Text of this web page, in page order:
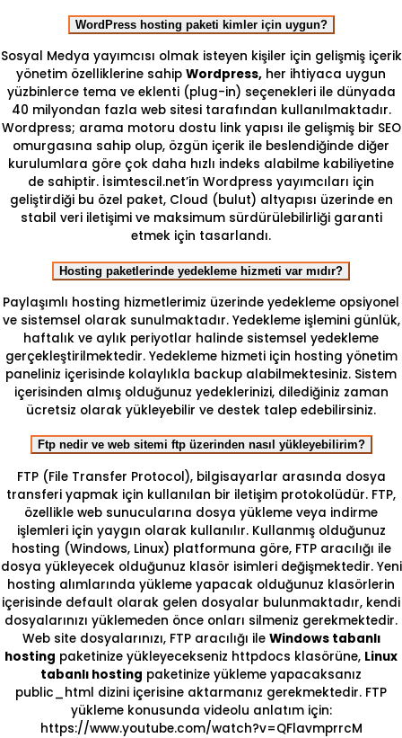
WordPress hosting paketi kimler için uygun?
Sosyal Medya yayımcısı olmak isteyen kişiler için gelişmiş içerik
yönetim özelliklerine sahip Wordpress, her ihtiyaca uygun
yüzbinlerce tema ve eklenti (plug-in) seçenekleri ile dünyada
40 milyondan fazla web sitesi tarafından kullanılmaktadır.
Wordpress; arama motoru dostu link yapısı ile gelişmiş bir SEO
omurgasına sahip olup, özgün içerik ile beslendiğinde diğer
kurulumlara göre çok daha hızlı indeks alabilme kabiliyetine
de sahiptir. İsimtescil.net’in Wordpress yayımcıları için
geliştirdiği bu özel paket, Cloud (bulut) altyapısı üzerinde en
stabil veri iletişimi ve maksimum sürdürülebilirliği garanti
etmek için tasarlandı.
Hosting paketlerinde yedekleme hizmeti var mıdır?
Paylaşımlı hosting hizmetlerimiz üzerinde yedekleme opsiyonel
ve sistemsel olarak sunulmaktadır. Yedekleme işlemini günlük,
haftalık ve aylık periyotlar halinde sistemsel yedekleme
gerçekleştirilmektedir. Yedekleme hizmeti için hosting yönetim
paneliniz içerisinde kolaylıkla backup alabilmektesiniz. Sistem
içerisinden almış olduğunuz yedeklerinizi, dilediğiniz zaman
ücretsiz olarak yükleyebilir ve destek talep edebilirsiniz.
Ftp nedir ve web sitemi ftp üzerinden nasıl yükleyebilirim?
FTP (File Transfer Protocol), bilgisayarlar arasında dosya
transferi yapmak için kullanılan bir iletişim protokolüdür. FTP,
özellikle web sunucularına dosya yükleme veya indirme
işlemleri için yaygın olarak kullanılır. Kullanmış olduğunuz
hosting (Windows, Linux) platformuna göre, FTP aracılığı ile
dosya yükleyecek olduğunuz klasör isimleri değişmektedir. Yeni
hosting alımlarında yükleme yapacak olduğunuz klasörlerin
içerisinde default olarak gelen dosyalar bulunmaktadır, kendi
dosyalarınızı yüklemeden önce onları silmeniz gerekmektedir.
Web site dosyalarınızı, FTP aracılığı ile Windows tabanlı
hosting paketinize yükleyecekseniz httpdocs klasörüne, Linux
tabanlı hosting paketinize yükleme yapacaksanız
public_html dizini içerisine aktarmanız gerekmektedir. FTP
yükleme konusunda videolu anlatım için:
https://www.youtube.com/watch?v=QFlavmprrcM